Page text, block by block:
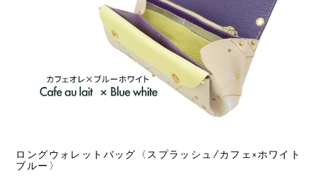
ロングウォレットバッグ〈スプラッシュ/カフェ×ホワイト
ブルー〉